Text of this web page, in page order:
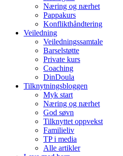
Næring og nærhet
Pappakurs
Konflikthåndtering
Veiledning
Veiledningssamtale
Barselstøtte
Private kurs
Coaching
DinDoula
Tilknytningsbloggen
Myk start
Næring og nærhet
God søvn
Tilknyttet oppvekst
Familieliv
TP i media
Alle artikler